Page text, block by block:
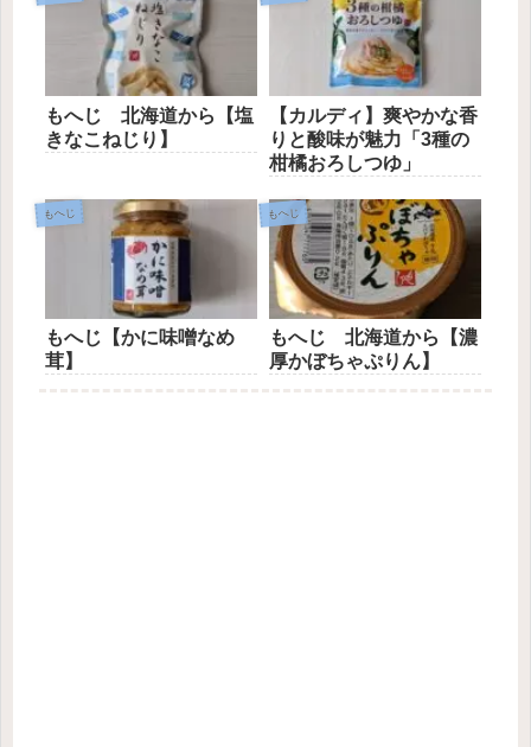
もへじ 北海道から【塩
きなこねじり】
【カルディ】爽やかな香
りと酸味が魅力「3種の
柑橘おろしつゆ」
もへじ
もへじ【かに味噌なめ
茸】
もへじ
もへじ 北海道から【濃
厚かぼちゃぷりん】